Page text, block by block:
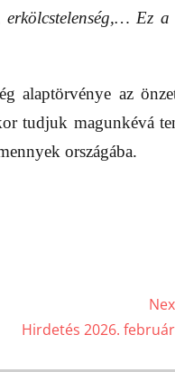
Ez a
alaptörvénye az
tudjuk magunkévá
országába.
Hirdetés 2026.